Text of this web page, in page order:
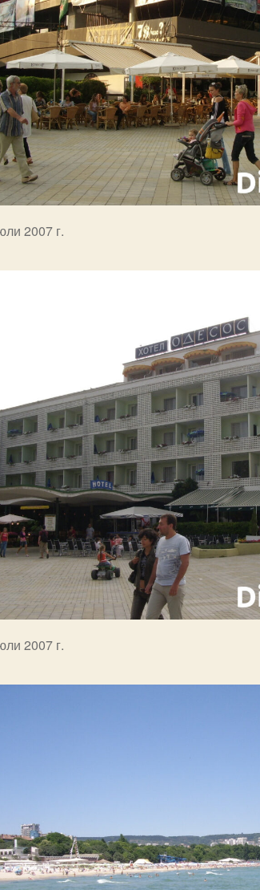
2007 г.
2007 г.